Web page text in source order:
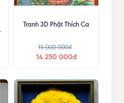
Tranh 3D Phật Thích Ca
15.000.000đ
14.250.000đ